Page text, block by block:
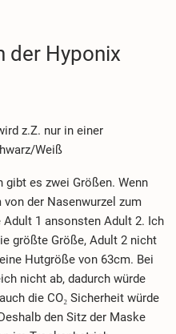
der Hyponix
z.Z. nur in einer
Weiß
gibt es zwei Größen. Wenn
der Nasenwurzel zum
1 ansonsten Adult 2. Ich
größte Größe, Adult 2 nicht
Hutgröße von 63cm. Bei
nicht ab, dadurch würde
die CO₂ Sicherheit würde
den Sitz der Maske